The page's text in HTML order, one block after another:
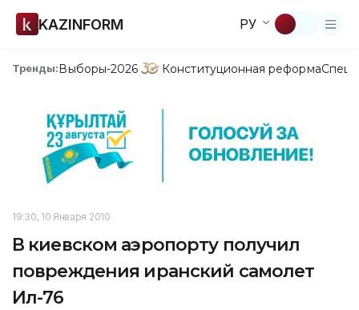
KAZINFORM РУ
Тренды:Выборы-2026 Конституционная реформа
19:30, 10 Января 2010
В киевском аэропорту получил
повреждения иранский самолет
Ил-76